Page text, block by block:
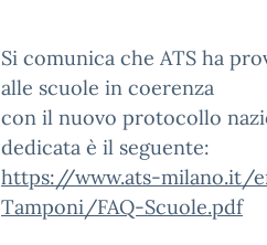
Si comunica che ATS ha
alle scuole in coerenza
con il nuovo protocollo
dedicata è il seguente:
https://www.ats-milano.it/
Tamponi/FAQ-Scuole.pdf